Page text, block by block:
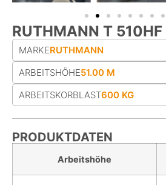
RUTHMANN T 510HF
MARKERUTHMANN
ARBEITSHÖHE51.00 M
ARBEITS­KORB­LAST600 KG
PRODUKTDATEN
Arbeitshöhe